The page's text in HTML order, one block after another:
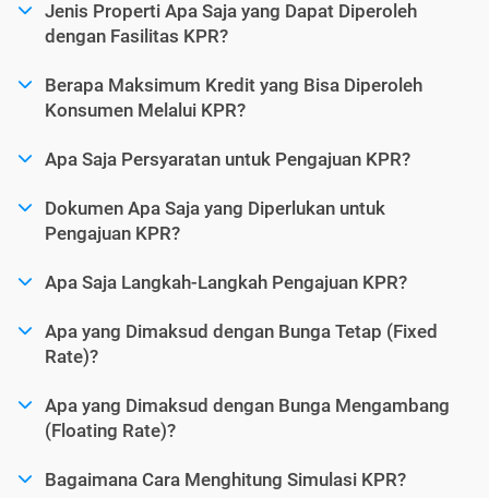
Jenis Properti Apa Saja yang Dapat Diperoleh
dengan Fasilitas KPR?
Berapa Maksimum Kredit yang Bisa Diperoleh
Konsumen Melalui KPR?
Apa Saja Persyaratan untuk Pengajuan KPR?
Dokumen Apa Saja yang Diperlukan untuk
Pengajuan KPR?
Apa Saja Langkah-Langkah Pengajuan KPR?
Apa yang Dimaksud dengan Bunga Tetap (Fixed
Rate)?
Apa yang Dimaksud dengan Bunga Mengambang
(Floating Rate)?
Bagaimana Cara Menghitung Simulasi KPR?